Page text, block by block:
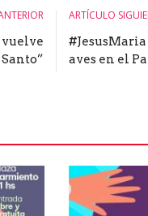
ARTÍCULO
aves en el